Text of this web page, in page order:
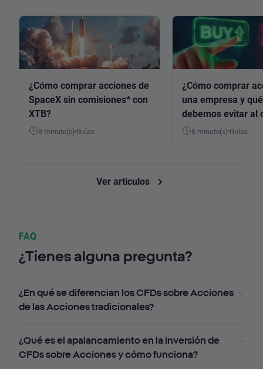
¿Cómo comprar acciones de
SpaceX sin comisiones* con
XTB?
8 minute(s) Guías
¿Cómo comprar
una empresa y
debemos evitar al
8 minute(s) Guías
Ver artículos
FAQ
¿Tienes alguna pregunta?
¿En qué se diferencian los CFDs sobre Acciones
de las Acciones tradicionales?
¿Qué es el apalancamiento en la inversión de
CFDs sobre Acciones y cómo funciona?